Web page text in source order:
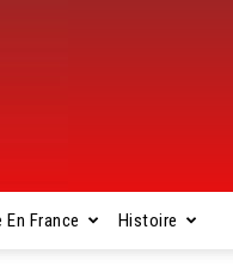
En France Histoire